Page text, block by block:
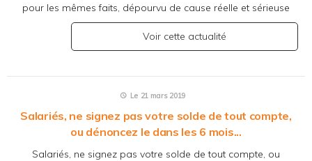
pour les mêmes faits, dépourvu de cause réelle et sérieuse
Voir cette actualité
Le 21 mars 2019
Salariés, ne signez pas votre solde de tout compte,
ou dénoncez le dans les 6 mois...
Salariés, ne signez pas votre solde de tout compte, ou